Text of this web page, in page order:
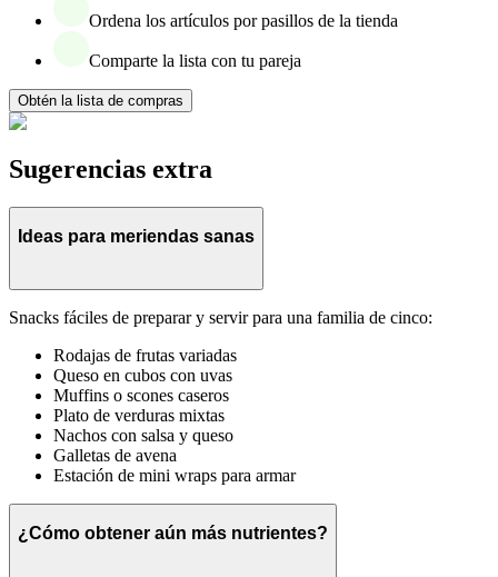
Ordena los artículos por pasillos de la tienda
Comparte la lista con tu pareja
Obtén la lista de compras
Sugerencias extra
Ideas para meriendas sanas
Snacks fáciles de preparar y servir para una familia de cinco:
Rodajas de frutas variadas
Queso en cubos con uvas
Muffins o scones caseros
Plato de verduras mixtas
Nachos con salsa y queso
Galletas de avena
Estación de mini wraps para armar
¿Cómo obtener aún más nutrientes?